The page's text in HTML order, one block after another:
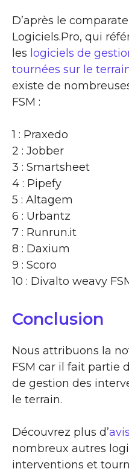
D’après le
Logiciels.Pro, qui
les logiciels de
tournées sur le
existe de
FSM :
1 : Praxedo
2 : Jobber
3 : Smartsheet
4 : Pipefy
5 : Altagem
6 : Urbantz
7 : Runrun.it
8 : Daxium
9 : Scoro
10 : Divalto weavy
Conclusion
Nous attribuons la
FSM car il fait partie
de gestion des
le terrain.
Découvrez plus d’
nombreux autres
interventions et